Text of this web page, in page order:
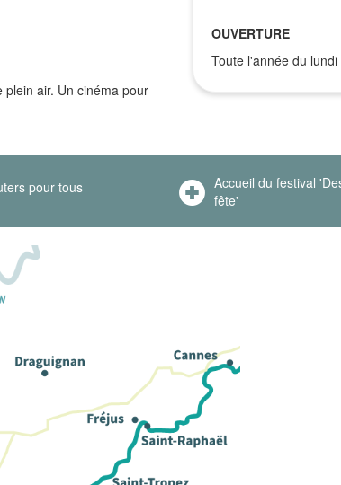
plein air. Un cinéma pour
OUVERTURE
Toute l'année du
pour tous
Accueil du festival
fête'